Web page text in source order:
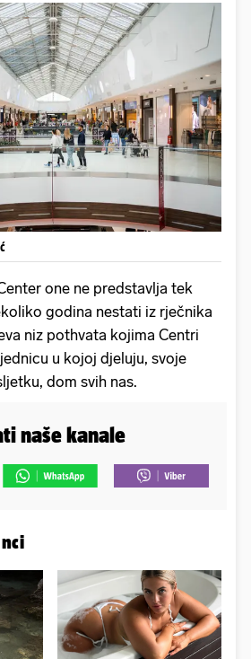
one ne predstavlja tek
godina nestati iz rječnika
niz pothvata kojima Centri
u kojoj djeluju, svoje
dom svih nas.
naše kanale